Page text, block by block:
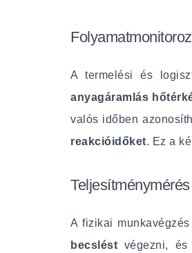
A termelési és
anyagáramlás
valós időben
reakcióidőket. Ez a
A fizikai
becslést végezni, és